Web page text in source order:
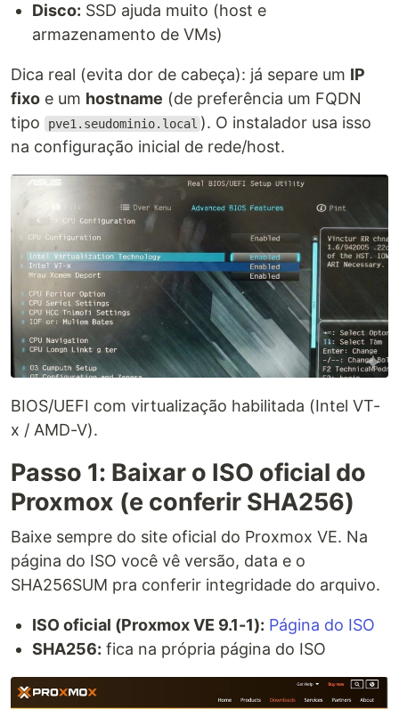
Disco: SSD ajuda muito (host e
armazenamento de VMs)
Dica real (evita dor de cabeça): já separe um IP
fixo e um hostname (de preferência um FQDN
tipo
pve1.seudominio.local ). O instalador usa isso
na configuração inicial de rede/host.
BIOS/UEFI com virtualização habilitada (Intel VT-
x / AMD-V).
Passo 1: Baixar o ISO oficial do
Proxmox (e conferir SHA256)
Baixe sempre do site oficial do Proxmox VE. Na
página do ISO você vê versão, data e o
SHA256SUM pra conferir integridade do arquivo.
ISO oficial (Proxmox VE 9.1-1): Página do ISO
SHA256: fica na própria página do ISO